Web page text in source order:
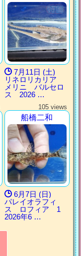
7月11日 (土)
リネロリカリア
メリニ バルセロ
ス 2026 …
105 views
船橋二和
6月7日 (日)
パレイオラフィ
ス ロフィア 1
2026年6 …